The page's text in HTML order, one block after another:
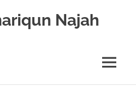
Najah
MENU